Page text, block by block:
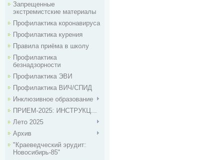
Запрещенные
экстремистские материалы
Профилактика коронавируса
Профилактика курения
Правила приёма в школу
Профилактика
безнадзорности
Профилактика ЭВИ
Профилактика ВИЧ/СПИД
Инклюзивное образование
ПРИЕМ-2025: ИНСТРУКЦ...
Лето 2025
Архив
"Краеведческий эрудит:
Новосибирь-85"